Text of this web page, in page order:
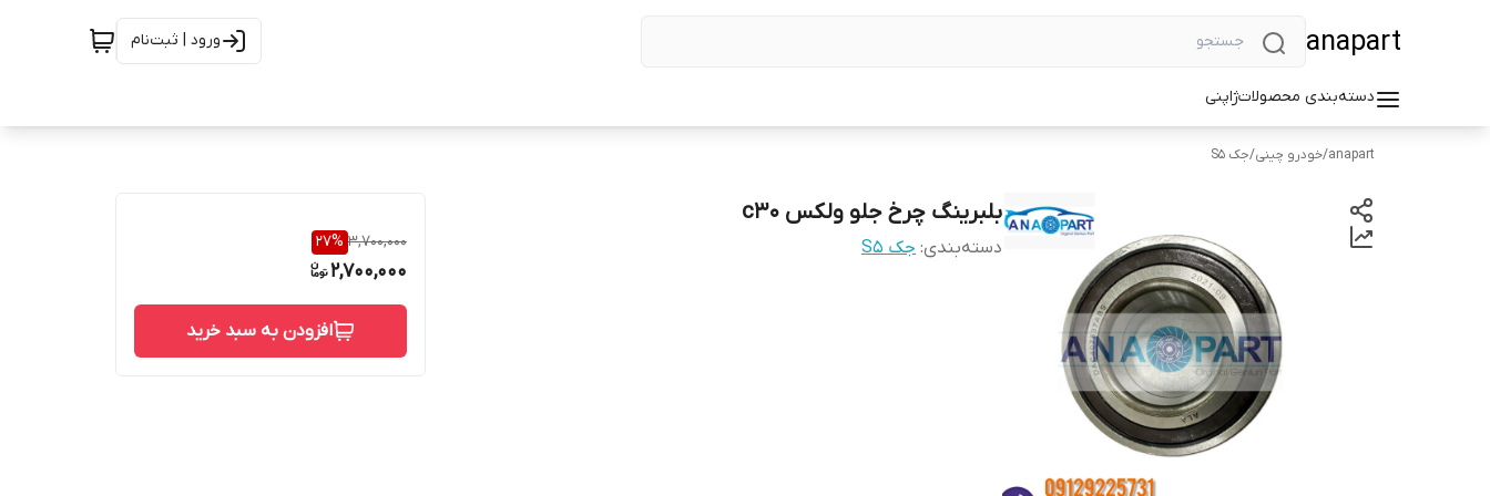
anapart ورود | ثبت‌نام
دسته‌بندی محصولاتژاپنی
anapart
/خودرو چینی/جک S5
بلبرینگ چرخ جلو ولکس c30
دسته‌بندی: جک S5 3,700,000
27%
2,700,000
افزودن به سبد خرید